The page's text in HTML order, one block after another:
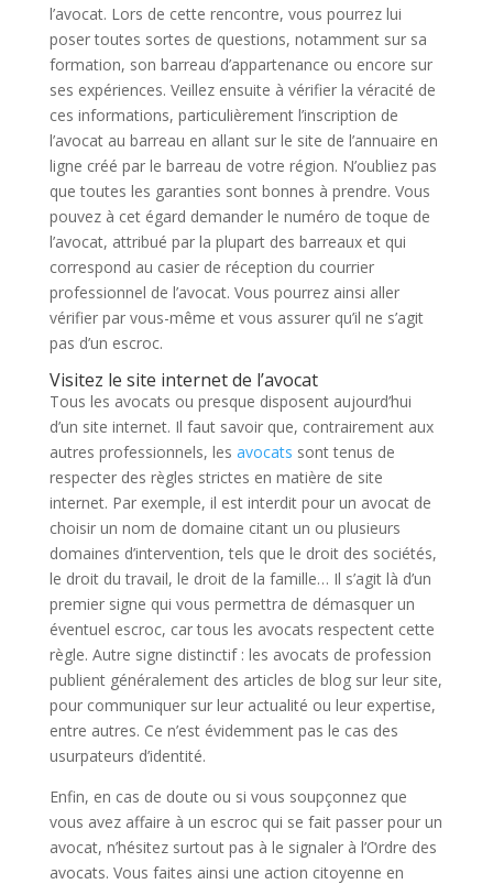
l’avocat. Lors de cette rencontre, vous pourrez lui
poser toutes sortes de questions, notamment sur sa
formation, son barreau d’appartenance ou encore sur
ses expériences. Veillez ensuite à vérifier la véracité de
ces informations, particulièrement l’inscription de
l’avocat au barreau en allant sur le site de l’annuaire en
ligne créé par le barreau de votre région. N’oubliez pas
que toutes les garanties sont bonnes à prendre. Vous
pouvez à cet égard demander le numéro de toque de
l’avocat, attribué par la plupart des barreaux et qui
correspond au casier de réception du courrier
professionnel de l’avocat. Vous pourrez ainsi aller
vérifier par vous-même et vous assurer qu’il ne s’agit
pas d’un escroc.
Visitez le site internet de l’avocat
Tous les avocats ou presque disposent aujourd’hui
d’un site internet. Il faut savoir que, contrairement aux
autres professionnels, les avocats sont tenus de
respecter des règles strictes en matière de site
internet. Par exemple, il est interdit pour un avocat de
choisir un nom de domaine citant un ou plusieurs
domaines d’intervention, tels que le droit des sociétés,
le droit du travail, le droit de la famille… Il s’agit là d’un
premier signe qui vous permettra de démasquer un
éventuel escroc, car tous les avocats respectent cette
règle. Autre signe distinctif : les avocats de profession
publient généralement des articles de blog sur leur site,
pour communiquer sur leur actualité ou leur expertise,
entre autres. Ce n’est évidemment pas le cas des
usurpateurs d’identité.
Enfin, en cas de doute ou si vous soupçonnez que
vous avez affaire à un escroc qui se fait passer pour un
avocat, n’hésitez surtout pas à le signaler à l’Ordre des
avocats. Vous faites ainsi une action citoyenne en